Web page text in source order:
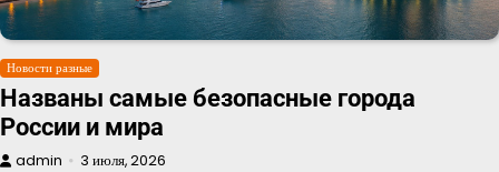
Новости разные
Названы самые безопасные города
России и мира
admin 3 июля, 2026